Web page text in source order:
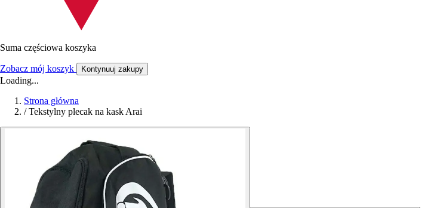
Suma częściowa koszyka
Zobacz mój koszyk Kontynuuj zakupy
Loading...
Strona główna
/ Tekstylny plecak na kask Arai